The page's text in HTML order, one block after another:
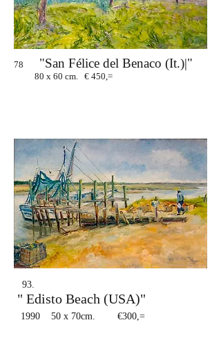
78 "San Félice del Benaco (It.)|"
80 x 60 cm. € 450,=
93.
" Edisto Beach (USA)"
1990 50 x 70cm. €300,=